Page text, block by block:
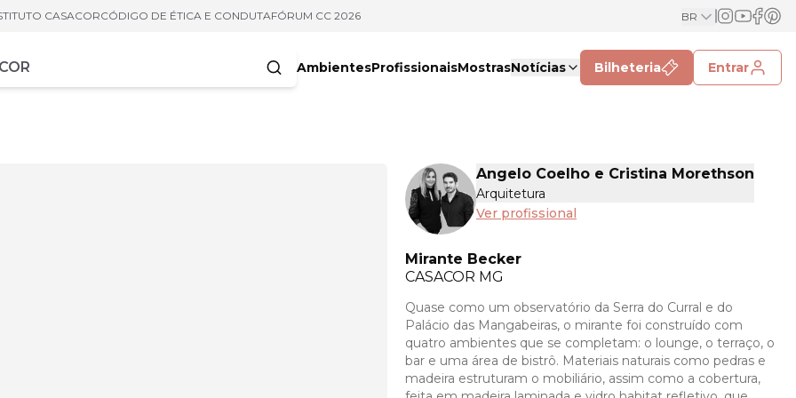
CASACORCÓDIGO DE ÉTICA E CONDUTAFÓRUM CC 2026 BR
AmbientesProfissionaisMostrasNotícias Bilheteria Entrar
Angelo Coelho e Cristina Morethson
Arquitetura
Ver profissional
Mirante Becker
CASACOR MG
Quase como um observatório da Serra do Curral e do
Palácio das Mangabeiras, o mirante foi construído com
quatro ambientes que se completam: o lounge, o terraço, o
bar e uma área de bistrô. Materiais naturais como pedras e
madeira estruturam o mobiliário, assim como a cobertura,